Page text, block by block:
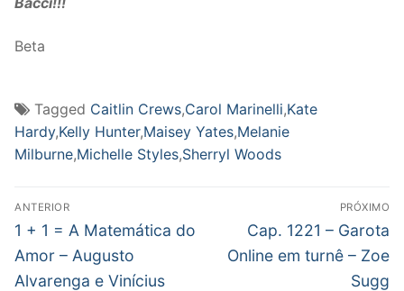
Beta
Tagged Caitlin Crews,Carol Marinelli,Kate
Hardy,Kelly Hunter,Maisey Yates,Melanie
Milburne,Michelle Styles,Sherryl Woods
Navegação
de
Post
ANTERIOR
Post
anterior:
1 + 1 = A Matemática do
Amor – Augusto
Alvarenga e Vinícius
PRÓXIMO
Próximo
post:
Cap. 1221 – Garota
Online em turnê – Zoe
Sugg